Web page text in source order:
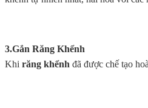
3.Gắn Răng Khểnh
Khi răng khểnh đã được chế tạo